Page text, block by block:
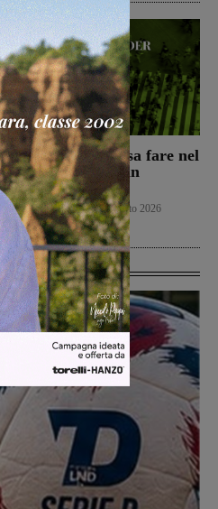
Weekender: cosa fare nel
fine settimana in
Valdarno
Weekender 7 Agosto 2026